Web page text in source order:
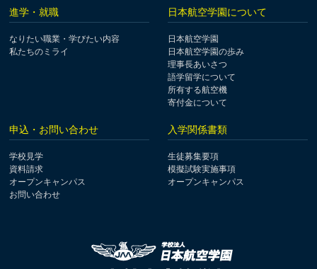
進学・就職
なりたい職業・学びたい内容
私たちのミライ
日本航空学園について
日本航空学園
日本航空学園の歩み
理事長あいさつ
語学留学について
所有する航空機
寄付金について
申込・お問い合わせ
学校見学
資料請求
オープンキャンパス
お問い合わせ
入学関係書類
生徒募集要項
模擬試験実施事項
オープンキャンパス